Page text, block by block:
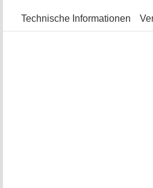
Technische Informationen